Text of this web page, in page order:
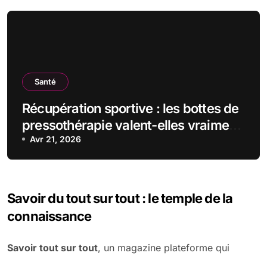
Santé
Récupération sportive : les bottes de
pressothérapie valent-elles vraiment
le coup ?
Avr 21, 2026
Savoir du tout sur tout : le temple de la
connaissance
Savoir tout sur tout, un magazine plateforme qui